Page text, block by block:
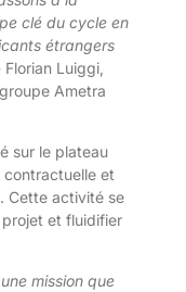
clé du cycle en
étrangers
Florian Luiggi,
Ametra
sur le plateau
contractuelle et
Cette activité se
projet et fluidifier
mission que